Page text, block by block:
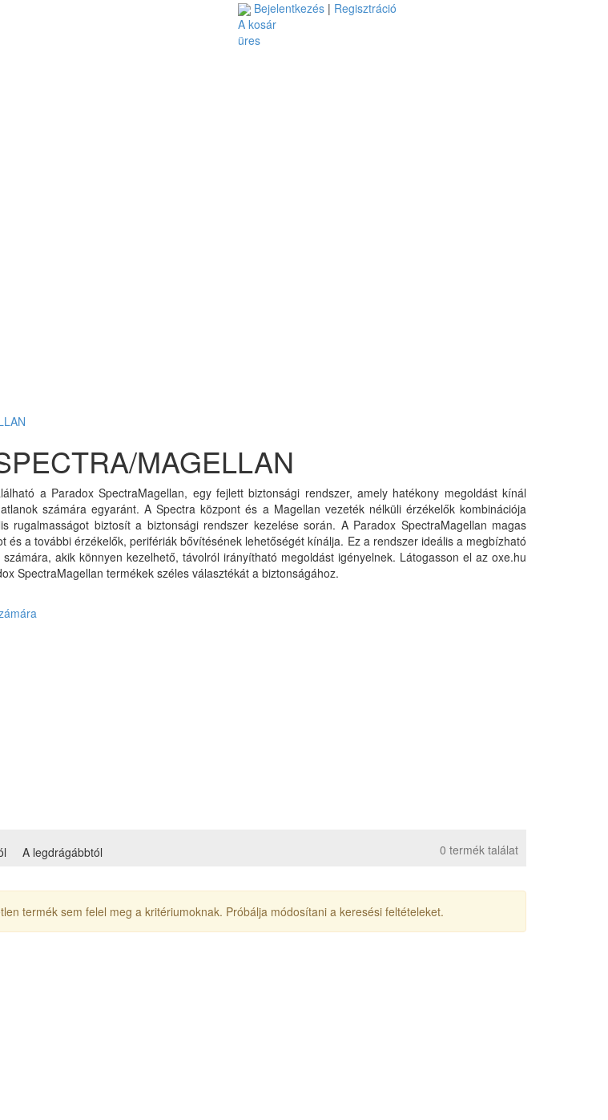
Bejelentkezés | Regisztráció
A kosár
üres
MAGELLAN
a Paradox SpectraMagellan, egy fejlett biztonsági rendszer, amely hatékony megoldást kínál
számára egyaránt. A Spectra központ és a Magellan vezeték nélküli érzékelők kombinációja
rugalmasságot biztosít a biztonsági rendszer kezelése során. A Paradox SpectraMagellan magas
és a további érzékelők, perifériák bővítésének lehetőségét kínálja. Ez a rendszer ideális a megbízható
akik könnyen kezelhető, távolról irányítható megoldást igényelnek. Látogasson el az oxe.hu
SpectraMagellan termékek széles választékát a biztonságához.
A legdrágábbtól 0 termék találat
termék sem felel meg a kritériumoknak. Próbálja módosítani a keresési feltételeket.